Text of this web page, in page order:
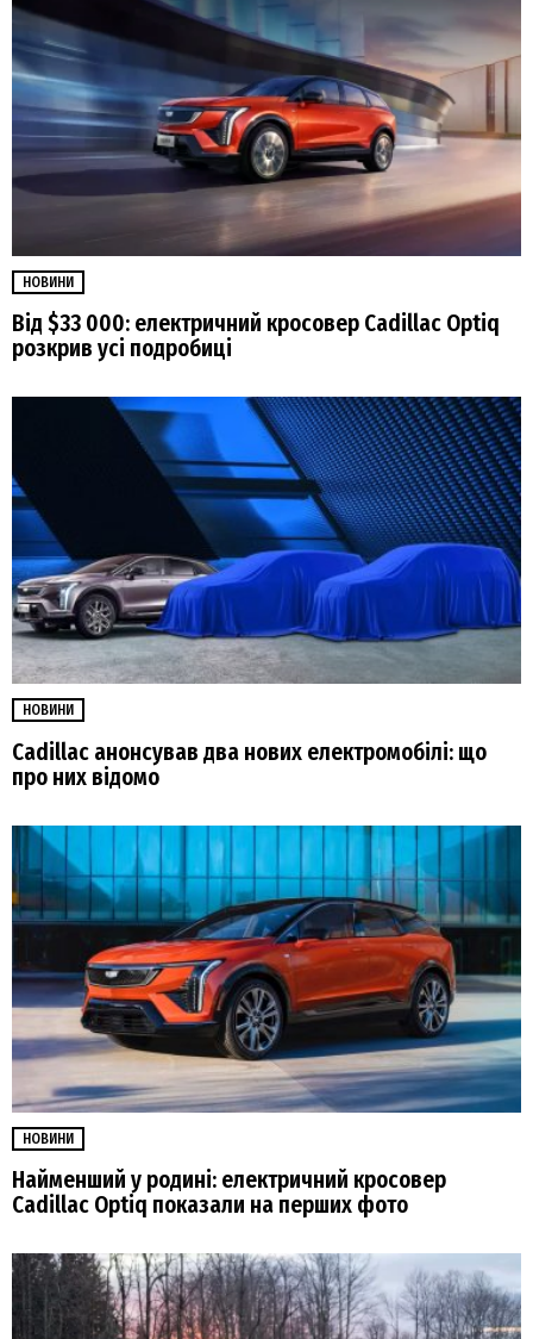
НОВИНИ
Від $33 000: електричний кросовер Cadillac Optiq
розкрив усі подробиці
НОВИНИ
Cadillac анонсував два нових електромобілі: що
про них відомо
НОВИНИ
Найменший у родині: електричний кросовер
Cadillac Optiq показали на перших фото